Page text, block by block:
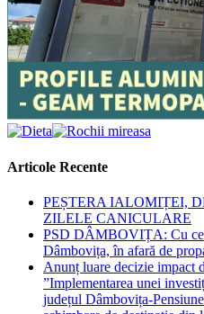
Articole Recente
PEȘTERA IALOMIȚEI,
ZILELE CANICULARE
PSD DÂMBOVIȚA: Cu
Dâmbovița, în afară de
Anunț luare decizie impact
”Implementarea unei
județul Dâmbovița-